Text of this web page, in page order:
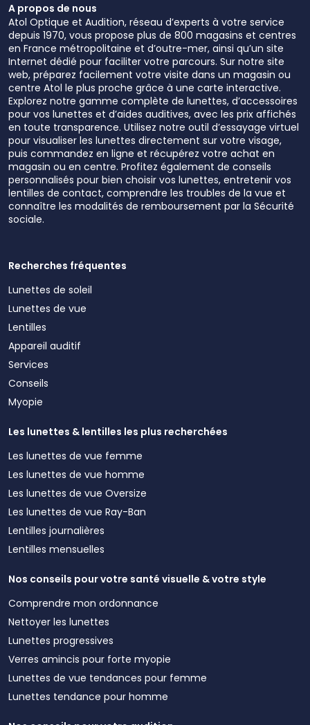
A propos de nous
Atol Optique et Audition, réseau d’experts à votre service
depuis 1970, vous propose plus de 800 magasins et centres
en France métropolitaine et d’outre-mer, ainsi qu’un site
Internet dédié pour faciliter votre parcours. Sur notre site
web, préparez facilement votre visite dans un magasin ou
centre Atol le plus proche grâce à une carte interactive.
Explorez notre gamme complète de lunettes, d’accessoires
pour vos lunettes et d’aides auditives, avec les prix affichés
en toute transparence. Utilisez notre outil d’essayage virtuel
pour visualiser les lunettes directement sur votre visage,
puis commandez en ligne et récupérez votre achat en
magasin ou en centre. Profitez également de conseils
personnalisés pour bien choisir vos lunettes, entretenir vos
lentilles de contact, comprendre les troubles de la vue et
connaître les modalités de remboursement par la Sécurité
sociale.
Recherches fréquentes
Lunettes de soleil
Lunettes de vue
Lentilles
Appareil auditif
Services
Conseils
Myopie
Les lunettes & lentilles les plus recherchées
Les lunettes de vue femme
Les lunettes de vue homme
Les lunettes de vue Oversize
Les lunettes de vue Ray-Ban
Lentilles journalières
Lentilles mensuelles
Nos conseils pour votre santé visuelle & votre style
Comprendre mon ordonnance
Nettoyer les lunettes
Lunettes progressives
Verres amincis pour forte myopie
Lunettes de vue tendances pour femme
Lunettes tendance pour homme